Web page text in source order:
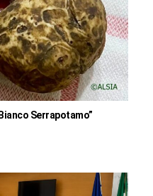
Serrapotamo”